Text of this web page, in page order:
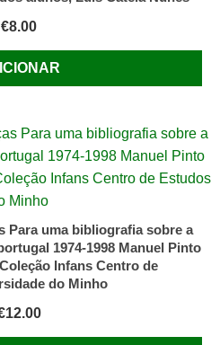
€8.00
Para uma bibliografia sobre a
1974-1998 Manuel Pinto
Infans Centro de
do Minho
12.00